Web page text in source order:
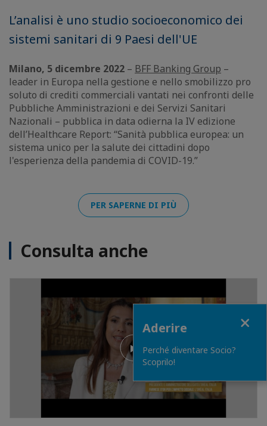
L’analisi è uno studio socioeconomico dei
sistemi sanitari di 9 Paesi dell'UE
Milano, 5 dicembre 2022 – BFF Banking Group –
leader in Europa nella gestione e nello smobilizzo pro
soluto di crediti commerciali vantati nei confronti delle
Pubbliche Amministrazioni e dei Servizi Sanitari
Nazionali – pubblica in data odierna la IV edizione
dell’Healthcare Report: “Sanità pubblica europea: un
sistema unico per la salute dei cittadini dopo
l'esperienza della pandemia di COVID-19.”
PER SAPERNE DI PIÙ
Consulta anche
Aderire
Perché diventare Socio?
Scoprilo!